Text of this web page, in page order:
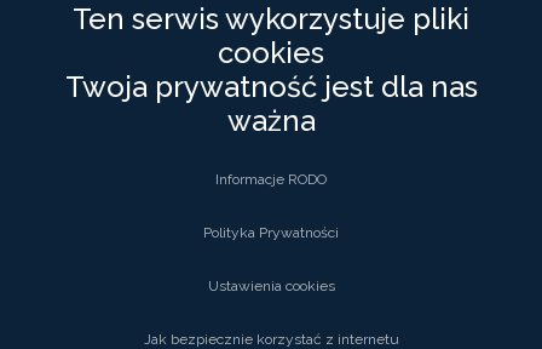
PolneDrogi.pl
Polityka Prywatności
Rodo
Ten serwis wykorzystuje pliki
cookies
Twoja prywatność jest dla nas
ważna
Informacje RODO
Polityka Prywatności
Ustawienia cookies
Jak bezpiecznie korzystać z internetu